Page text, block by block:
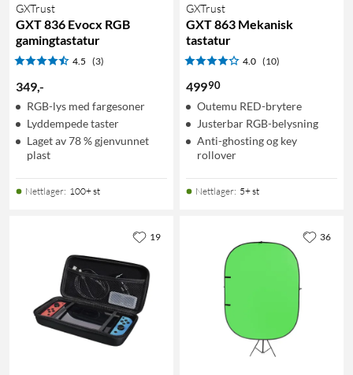
GXTrust
GXT 836 Evocx RGB
gamingtastatur
4.5 (3)
349,-
RGB-lys med fargesoner
Lyddempede taster
Laget av 78 % gjenvunnet
plast
Nettlager: 100+ st
GXTrust
GXT 863 Mekanisk
tastatur
4.0 (10)
49990
Outemu RED-brytere
Justerbar RGB-belysning
Anti-ghosting og key
rollover
Nettlager: 5+ st
19 36